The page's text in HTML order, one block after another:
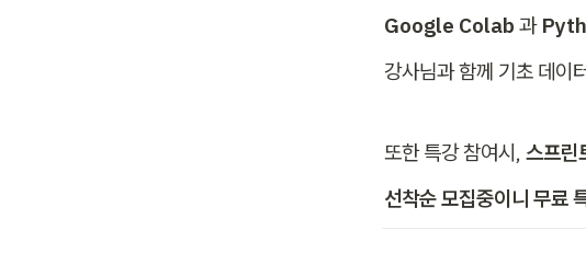
Google Colab 과
강사님과 함께 기초 데이
또한 특강 참여시, 스프린
선착순 모집중이니 무료